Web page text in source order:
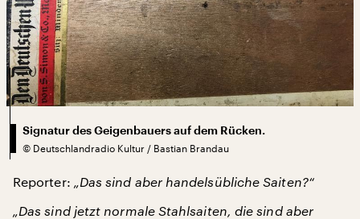
Signatur des Geigenbauers auf dem Rücken.
© Deutschlandradio Kultur / Bastian Brandau
Reporter: „Das sind aber handelsübliche Saiten?“
„Das sind jetzt normale Stahlsaiten, die sind aber